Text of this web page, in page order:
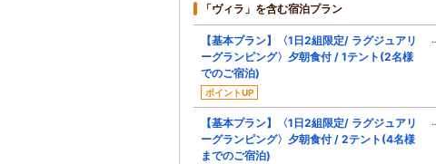
「ヴィラ」を含む宿泊プラン
【基本プラン】〈1日2組限定/ ラグジュアリ
ーグランピング〉夕朝食付 / 1テント(2名様
でのご宿泊)
ポイントUP
【基本プラン】〈1日2組限定/ ラグジュアリ
ーグランピング〉夕朝食付 / 2テント(4名様
までのご宿泊)